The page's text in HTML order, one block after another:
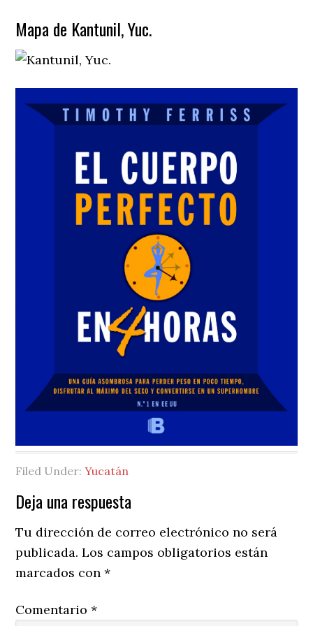
Mapa de Kantunil, Yuc.
Filed Under:Yucatán
Reader
Interactions
Deja una respuesta
Tu dirección de correo electrónico no será
publicada. Los campos obligatorios están
marcados con*
Comentario*